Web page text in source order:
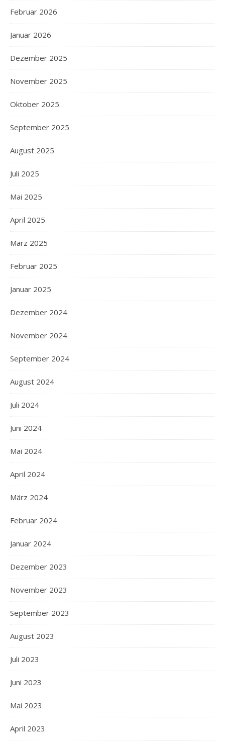
Februar 2026
Januar 2026
Dezember 2025
November 2025
Oktober 2025
September 2025
August 2025
Juli 2025
Mai 2025
April 2025
März 2025
Februar 2025
Januar 2025
Dezember 2024
November 2024
September 2024
August 2024
Juli 2024
Juni 2024
Mai 2024
April 2024
März 2024
Februar 2024
Januar 2024
Dezember 2023
November 2023
September 2023
August 2023
Juli 2023
Juni 2023
Mai 2023
April 2023